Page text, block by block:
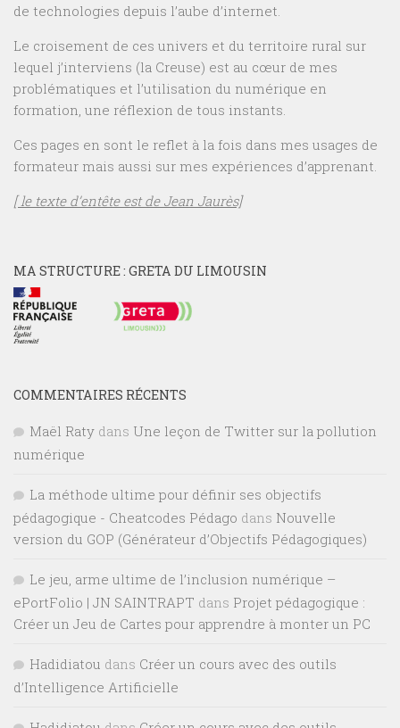
de technologies depuis l’aube d’internet.
Le croisement de ces univers et du territoire rural sur
lequel j’interviens (la Creuse) est au cœur de mes
problématiques et l’utilisation du numérique en
formation, une réflexion de tous instants.
Ces pages en sont le reflet à la fois dans mes usages de
formateur mais aussi sur mes expériences d’apprenant.
[ le texte d’entête est de Jean Jaurès]
MA STRUCTURE : GRETA DU LIMOUSIN
COMMENTAIRES RÉCENTS
Maël Raty dans Une leçon de Twitter sur la pollution
numérique
La méthode ultime pour définir ses objectifs
pédagogique - Cheatcodes Pédago dans Nouvelle
version du GOP (Générateur d’Objectifs Pédagogiques)
Le jeu, arme ultime de l’inclusion numérique –
ePortFolio | JN SAINTRAPT dans Projet pédagogique :
Créer un Jeu de Cartes pour apprendre à monter un PC
Hadidiatou dans Créer un cours avec des outils
d’Intelligence Artificielle